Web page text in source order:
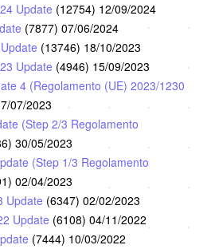
Update (12754) 12/09/2024
(7877) 07/06/2024
(13746) 18/10/2023
Update (4946) 15/09/2023
4 (Regolamento (UE) 2023/1230
07/2023
(Step 2/3 Regolamento
30/05/2023
(Step 1/3 Regolamento
02/04/2023
Update (6347) 02/02/2023
Update (6108) 04/11/2022
(7444) 10/03/2022